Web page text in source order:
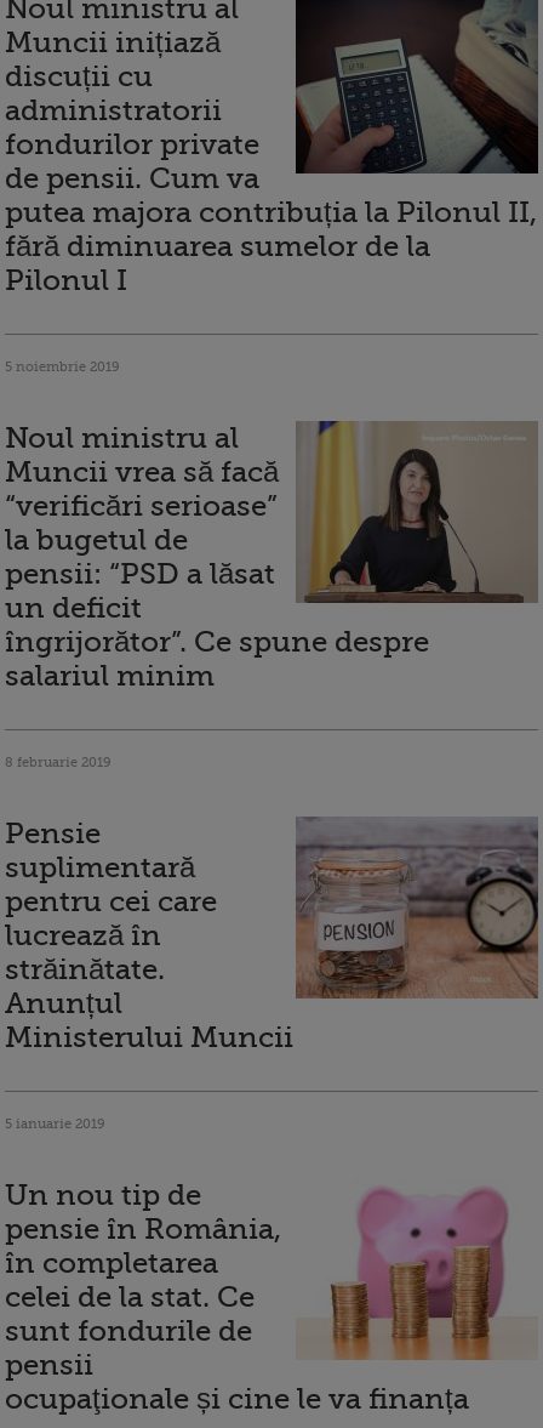
Noul ministru al
Muncii inițiază
discuții cu
administratorii
fondurilor private
de pensii. Cum va
putea majora contribuția la Pilonul II,
fără diminuarea sumelor de la
Pilonul I
5 noiembrie 2019
Noul ministru al
Muncii vrea să facă
“verificări serioase”
la bugetul de
pensii: “PSD a lăsat
un deficit
îngrijorător”. Ce spune despre
salariul minim
8 februarie 2019
Pensie
suplimentară
pentru cei care
lucrează în
străinătate.
Anunțul
Ministerului Muncii
5 ianuarie 2019
Un nou tip de
pensie în România,
în completarea
celei de la stat. Ce
sunt fondurile de
pensii
ocupaţionale și cine le va finanța